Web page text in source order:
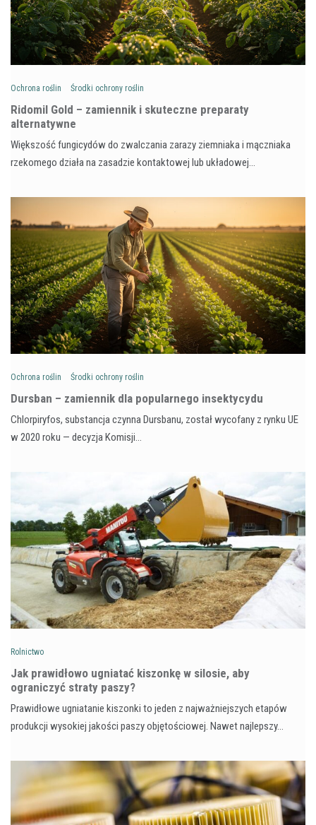
Ochrona roślin Środki ochrony roślin
Ridomil Gold – zamiennik i skuteczne preparaty
alternatywne
Większość fungicydów do zwalczania zarazy ziemniaka i mączniaka
rzekomego działa na zasadzie kontaktowej lub układowej…
Ochrona roślin Środki ochrony roślin
Dursban – zamiennik dla popularnego insektycydu
Chlorpiryfos, substancja czynna Dursbanu, został wycofany z rynku UE
w 2020 roku — decyzja Komisji…
Rolnictwo
Jak prawidłowo ugniatać kiszonkę w silosie, aby
ograniczyć straty paszy?
Prawidłowe ugniatanie kiszonki to jeden z najważniejszych etapów
produkcji wysokiej jakości paszy objętościowej. Nawet najlepszy…